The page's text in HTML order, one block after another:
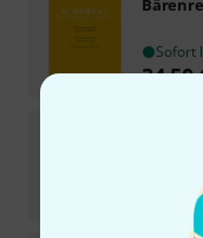
Sofort
34,50